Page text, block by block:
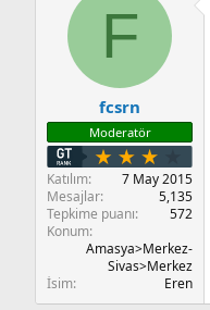
F
fcsrn
Moderatör
Katılım
7 May 2015
Mesajlar
5,135
Tepkime puanı
572
Konum
Amasya>Merkez-
Sivas>Merkez
İsim
Eren